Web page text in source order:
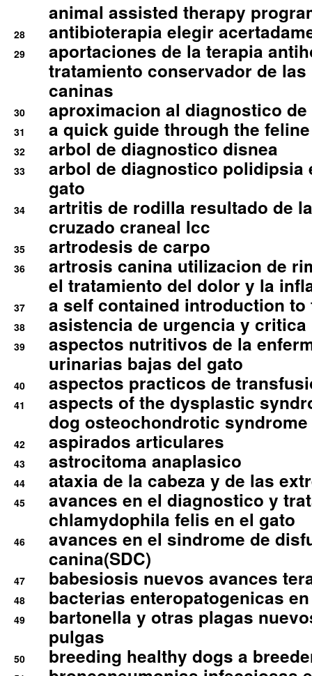
animal assisted therapy
28 antibioterapia elegir
29
aportaciones de la terapia
tratamiento conservador de
caninas
30 aproximacion al diagnostico
31 a quick guide through the
32 arbol de diagnostico disnea
33
arbol de diagnostico polidipsia
gato
34
artritis de rodilla resultado de
cruzado craneal lcc
35 artrodesis de carpo
36
artrosis canina utilizacion de
el tratamiento del dolor y la
37 a self contained introduction
38 asistencia de urgencia y
39
aspectos nutritivos de la
urinarias bajas del gato
40 aspectos practicos de
41
aspects of the dysplastic
dog osteochondrotic syndrome
42 aspirados articulares
43 astrocitoma anaplasico
44 ataxia de la cabeza y de las
45
avances en el diagnostico y
chlamydophila felis en el gato
46
avances en el sindrome de
canina(SDC)
47 babesiosis nuevos avances
48 bacterias enteropatogenicas
49
bartonella y otras plagas
pulgas
50 breeding healthy dogs a